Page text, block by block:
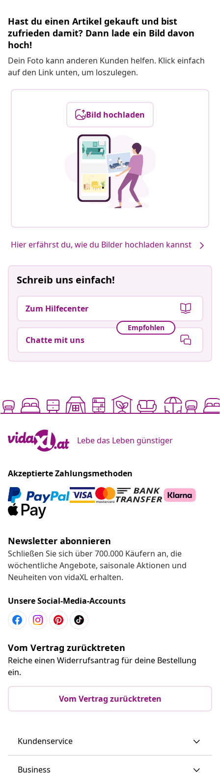
Hast du einen Artikel gekauft und bist
zufrieden damit? Dann lade ein Bild davon
hoch!
Dein Foto kann anderen Kunden helfen. Klick einfach
auf den Link unten, um loszulegen.
Bild hochladen
Hier erfährst du, wie du Bilder hochladen kannst
Schreib uns einfach!
Zum Hilfecenter
Empfohlen
Chatte mit uns
Lebe das Leben günstiger
Akzeptierte Zahlungsmethoden
Newsletter abonnieren
Schließen Sie sich über 700.000 Käufern an, die
wöchentliche Angebote, saisonale Aktionen und
Neuheiten von vidaXL erhalten.
Unsere Social-Media-Accounts
Vom Vertrag zurücktreten
Reiche einen Widerrufsantrag für deine Bestellung
ein.
Vom Vertrag zurücktreten
Kundenservice
Business